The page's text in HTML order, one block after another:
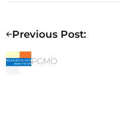
Previous Post:
PGMO